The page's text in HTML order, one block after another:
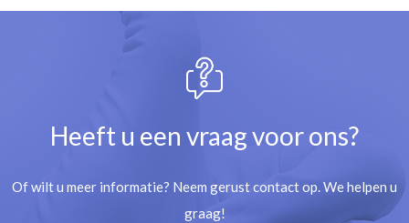
Heeft u een vraag voor ons?
Of wilt u meer informatie? Neem gerust contact op. We helpen u
graag!